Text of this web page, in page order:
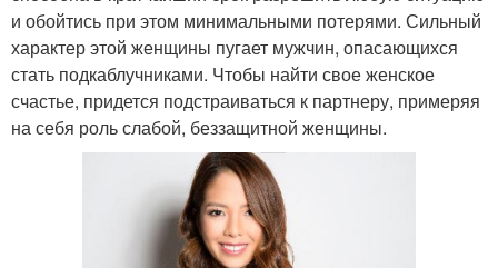
и обойтись при этом минимальными потерями. Сильный
характер этой женщины пугает мужчин, опасающихся
стать подкаблучниками. Чтобы найти свое женское
счастье, придется подстраиваться к партнеру, примеряя
на себя роль слабой, беззащитной женщины.